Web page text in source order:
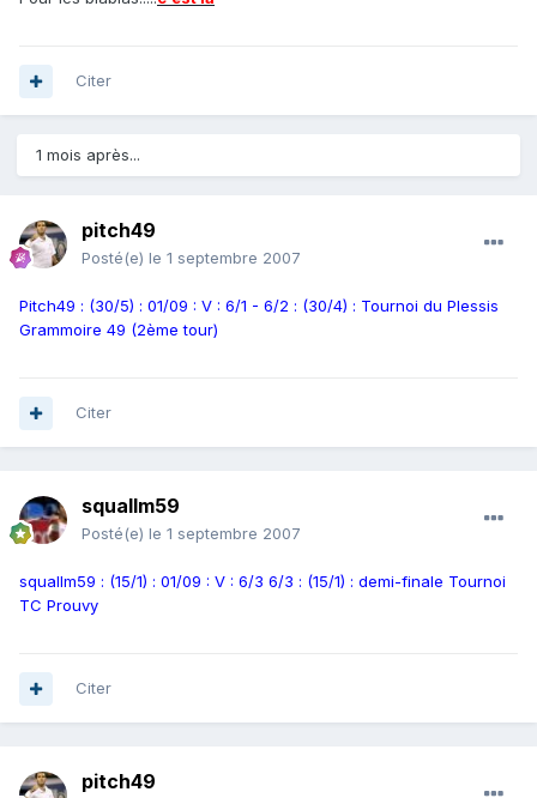
Citer
1 mois après...
pitch49
Posté(e) le 1 septembre 2007
Pitch49 : (30/5) : 01/09 : V : 6/1 - 6/2 : (30/4) : Tournoi du Plessis
Grammoire 49 (2ème tour)
Citer
squallm59
Posté(e) le 1 septembre 2007
squallm59 : (15/1) : 01/09 : V : 6/3 6/3 : (15/1) : demi-finale Tournoi
TC Prouvy
Citer
pitch49